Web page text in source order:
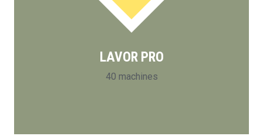
LAVOR PRO
40 machines